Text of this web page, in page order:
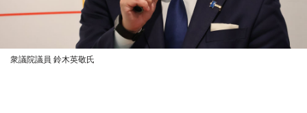
衆議院議員 鈴木英敬氏